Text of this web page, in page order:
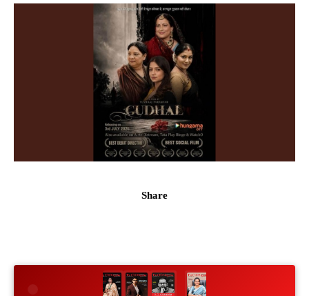
Share